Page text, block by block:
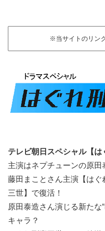
※当サイトのリン
テレビ朝日スペシャル【は
主演はネプチューンの原田
藤田まことさん主演【は
三世】で復活！
原田泰造さん演じる新たな
キャラ？